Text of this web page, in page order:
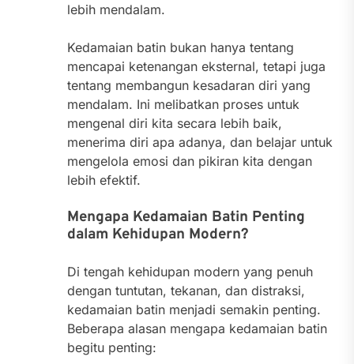
lebih mendalam.
Kedamaian batin bukan hanya tentang
mencapai ketenangan eksternal, tetapi juga
tentang membangun kesadaran diri yang
mendalam. Ini melibatkan proses untuk
mengenal diri kita secara lebih baik,
menerima diri apa adanya, dan belajar untuk
mengelola emosi dan pikiran kita dengan
lebih efektif.
Mengapa Kedamaian Batin Penting
dalam Kehidupan Modern?
Di tengah kehidupan modern yang penuh
dengan tuntutan, tekanan, dan distraksi,
kedamaian batin menjadi semakin penting.
Beberapa alasan mengapa kedamaian batin
begitu penting: